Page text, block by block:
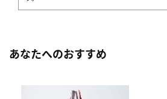
あなたへのおすすめ